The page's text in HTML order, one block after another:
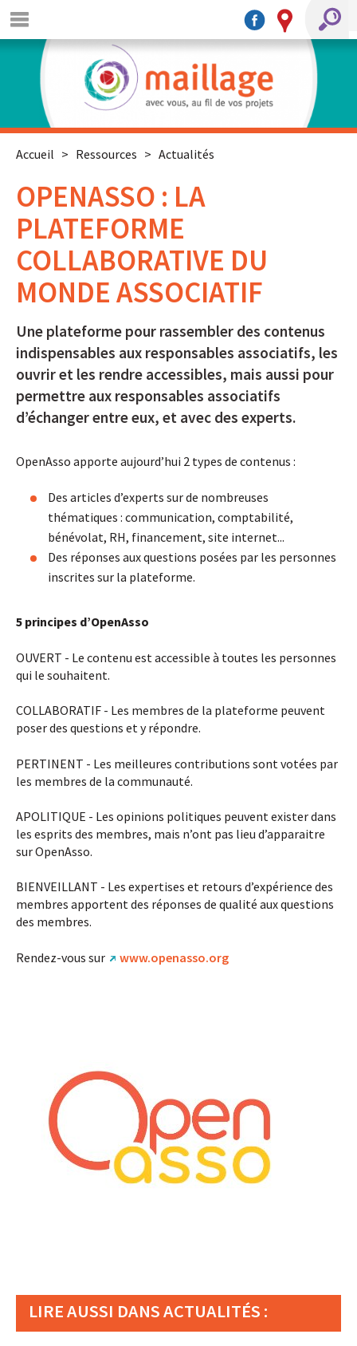
Accueil > Ressources > Actualités
OPENASSO : LA
PLATEFORME
COLLABORATIVE DU
MONDE ASSOCIATIF
Une plateforme pour rassembler des contenus
indispensables aux responsables associatifs, les
ouvrir et les rendre accessibles, mais aussi pour
permettre aux responsables associatifs
d’échanger entre eux, et avec des experts.
OpenAsso apporte aujourd’hui 2 types de contenus :
Des articles d’experts sur de nombreuses
thématiques : communication, comptabilité,
bénévolat, RH, financement, site internet...
Des réponses aux questions posées par les personnes
inscrites sur la plateforme.
5 principes d’OpenAsso
OUVERT - Le contenu est accessible à toutes les personnes
qui le souhaitent.
COLLABORATIF - Les membres de la plateforme peuvent
poser des questions et y répondre.
PERTINENT - Les meilleures contributions sont votées par
les membres de la communauté.
APOLITIQUE - Les opinions politiques peuvent exister dans
les esprits des membres, mais n’ont pas lieu d’apparaitre
sur OpenAsso.
BIENVEILLANT - Les expertises et retours d’expérience des
membres apportent des réponses de qualité aux questions
des membres.
Rendez-vous sur www.openasso.org
LIRE AUSSI DANS ACTUALITÉS :